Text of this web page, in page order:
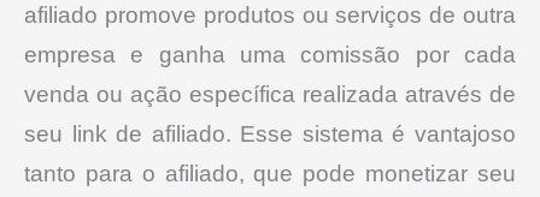
afiliado promove produtos ou serviços de outra
empresa e ganha uma comissão por cada
venda ou ação específica realizada através de
seu link de afiliado. Esse sistema é vantajoso
tanto para o afiliado, que pode monetizar seu